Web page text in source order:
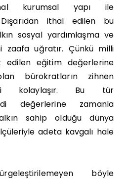
kurumsal yapı ile
ithal edilen bu
sosyal yardımlaşma ve
zaafa uğratır. Çünkü milli
eğitim değerlerine
bürokratların zihnen
kolaylaşır. Bu tür
değerlerine zamanla
sahip olduğu dünya
adeta kavgalı hale
böyle